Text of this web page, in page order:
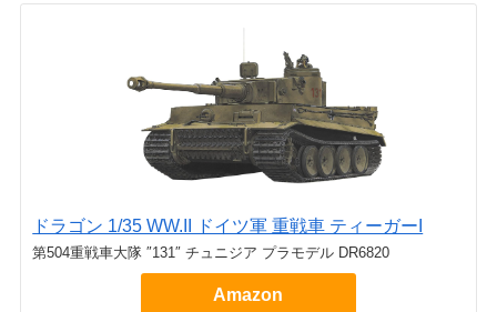
ドラゴン 1/35 WW.II ドイツ軍 重戦車 ティーガーI
第504重戦車大隊 ″131″ チュニジア プラモデル DR6820
Amazon